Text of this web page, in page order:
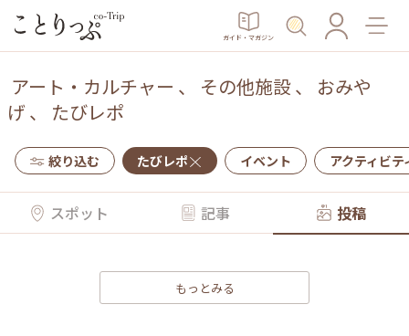
ガイド・マガジン
アート・カルチャー 、 その他施設、 おみや
げ 、 たびレポ
絞り込む たびレポ イベント アクティビテ
スポット 記事 投稿
もっとみる